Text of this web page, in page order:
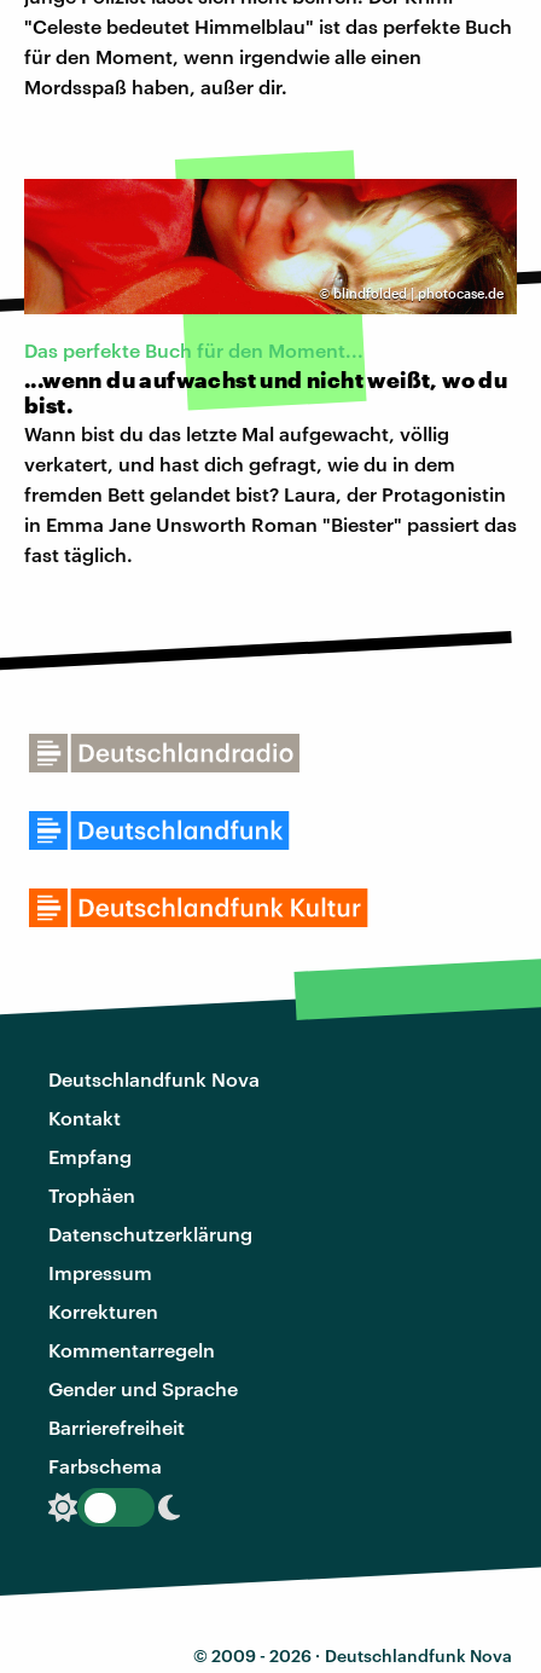
"Celeste bedeutet Himmelblau" ist das perfekte Buch
für den Moment, wenn irgendwie alle einen
Mordsspaß haben, außer dir.
©blindfolded | photocase.de
Das perfekte Buch für den Moment...
...wenn du aufwachst und nicht weißt, wo du
bist.
Wann bist du das letzte Mal aufgewacht, völlig
verkatert, und hast dich gefragt, wie du in dem
fremden Bett gelandet bist? Laura, der Protagonistin
in Emma Jane Unsworth Roman "Biester" passiert das
fast täglich.
Deutschlandfunk Nova
Kontakt
Empfang
Trophäen
Datenschutzerklärung
Impressum
Korrekturen
Kommentarregeln
Gender und Sprache
Barrierefreiheit
Farbschema
© 2009 - 2026 · Deutschlandfunk Nova